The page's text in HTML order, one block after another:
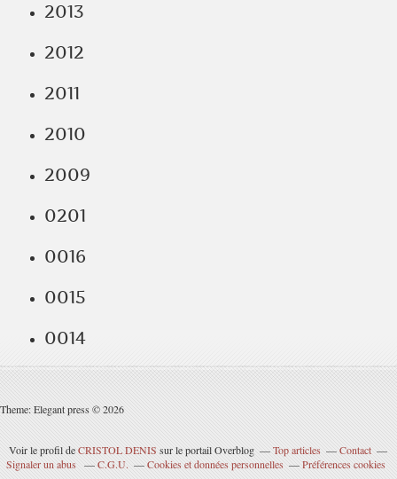
2013
2012
2011
2010
2009
0201
0016
0015
0014
Theme: Elegant press © 2026
Voir le profil deCRISTOL DENIS sur le portail Overblog Top articles
Contact
Signaler un abus
C.G.U. Cookies et données personnelles Préférences cookies